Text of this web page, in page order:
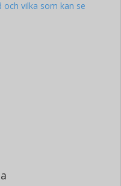
vilka som kan se